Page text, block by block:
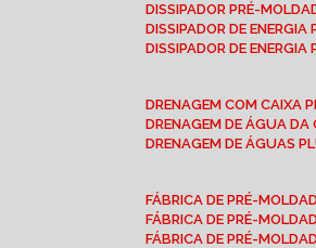
DISSIPADOR PRÉ-
DISSIPADOR DE
DISSIPADOR DE
DRENAGEM COM CAIXA
DRENAGEM DE ÁGUA
DRENAGEM DE ÁGUAS
FÁBRICA DE PRÉ-
FÁBRICA DE PRÉ-
FÁBRICA DE PRÉ-